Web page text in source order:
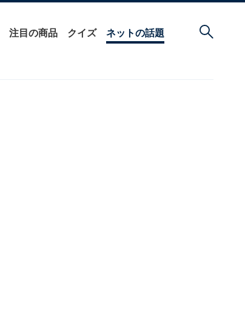
注目の商品 クイズ ネットの話題